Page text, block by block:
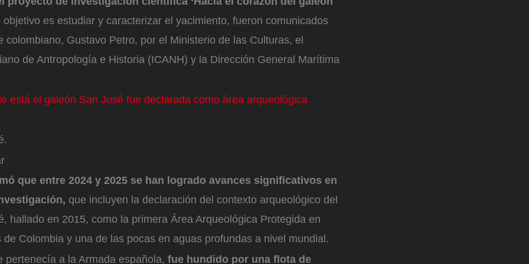
objetivo es estudiar y caracterizar el yacimiento, fueron comunicados
colombiano, Gustavo Petro, por el Ministerio de las Culturas, el
de Antropología e Historia (ICANH) y la Dirección General Marítima
está el galeón San José fue declarada como área arqueológica
que entre 2024 y 2025 se han logrado avances significativos en
que incluyen la declaración del contexto arqueológico del
hallado en 2015, como la primera Área Arqueológica Protegida en
Colombia y una de las pocas en aguas profundas a nivel mundial.
pertenecía a la Armada española, fue hundido por una flota de